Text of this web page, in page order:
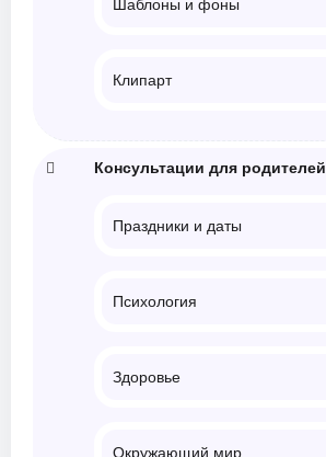
Шаблоны и фоны
Клипарт
Консультации для родителей
Праздники и даты
Психология
Здоровье
Окружающий мир